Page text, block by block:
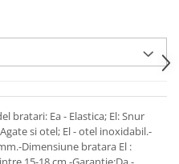
bratari: Ea - Elastica; El: Snur
si otel; El - otel inoxidabil.-
Dimensiune bratara El :